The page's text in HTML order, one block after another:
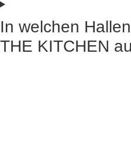
In welchen
THE KITCHEN